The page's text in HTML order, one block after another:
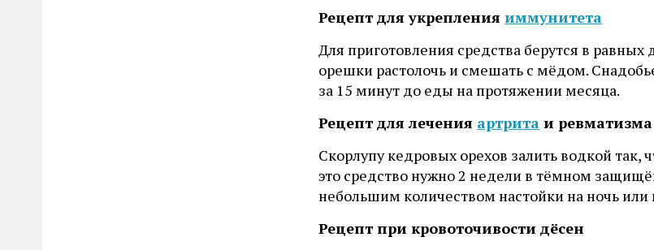
Рецепт для укрепления иммунитета
Для приготовления средства берутся в
орешки растолочь и смешать с мёдом.
за 15 минут до еды на протяжении месяца.
Рецепт для лечения артрита и ревматизма
Скорлупу кедровых орехов залить водкой так,
это средство нужно 2 недели в тёмном
небольшим количеством настойки на ночь или
Рецепт при кровоточивости дёсен